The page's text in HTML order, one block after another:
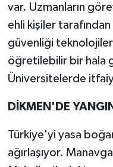
var. Uzmanların
ehli kişiler tarafından
güvenliği
öğretilebilir bir hala
Üniversitelerde
DİKMEN'DE
Türkiye'yi yasa
ağırlaşıyor.